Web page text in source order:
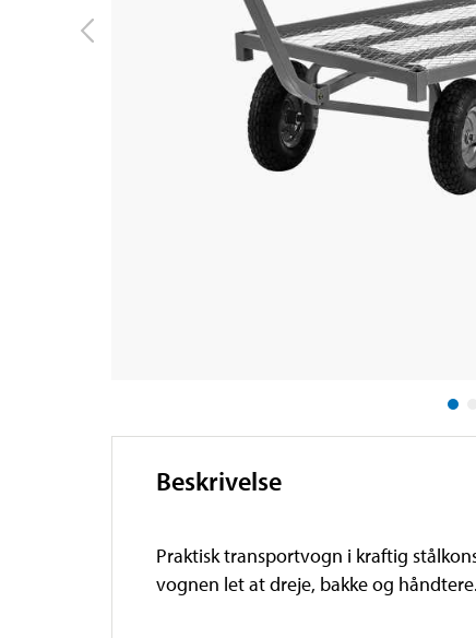
Beskrivelse
Praktisk transportvogn i kraftig
vognen let at dreje, bakke og